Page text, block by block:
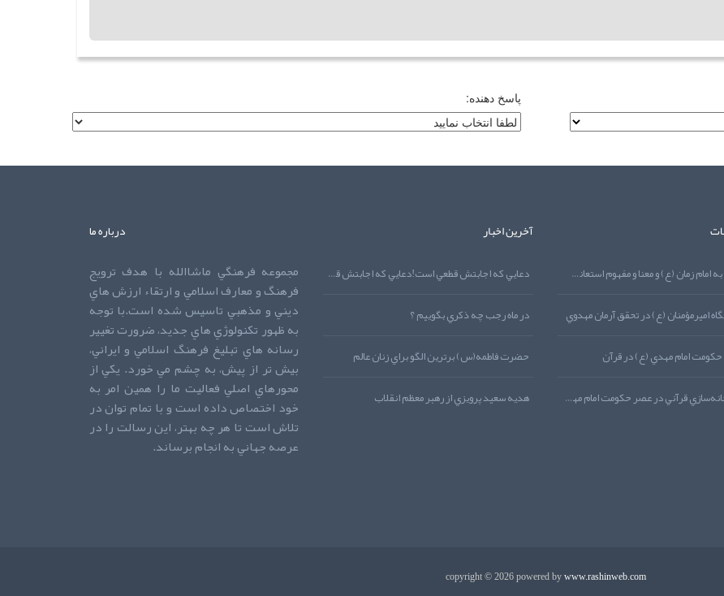
پاسخ دهنده:
درباره ما
مجموعه فرهنگي ماشاالله با هدف ترويج
فرهنگ و معارف اسلامي و ارتقاء ارزش هاي
ديني و مذهبي تاسيس شده است.با توجه
به ظهور تکنولوژي هاي جديد، ضرورت تغيير
رسانه هاي تبليغ فرهنگ اسلامي و ايراني،
بيش تر از پيش، به چشم مي خورد. يکي از
محورهاي اصلي فعاليت ما را همين امر به
خود اختصاص داده است و با تمام توان در
تلاش است تا هر چه بهتر، اين رسالت را در
عرصه جهاني به انجام برساند.
آخرین اخبار
دعايي که اجابتش قطعي است!دعايي که اجابتش قطعي است!دعايي که اجابتش قطعي است!
در ماه رجب چه ذکري بگوييم ؟
حضرت فاطمه(س) برترين الگو براي زنان عالم
هديه‌‌ سعيد پرويزي از رهبر معظم انقلاب
نماز توسل به امام زمان (ع) و معنا و مفهوم استعانت از منظر قرآن کريم
اميرمؤمنان (ع) در تحقق آرمان مهدوي
امام مهدي (ع) در قرآن
معماري و خانه‌سازي قرآني در عصر حکومت امام مهدي (ع)
copyright © 2026 powered by www.rashinweb.com